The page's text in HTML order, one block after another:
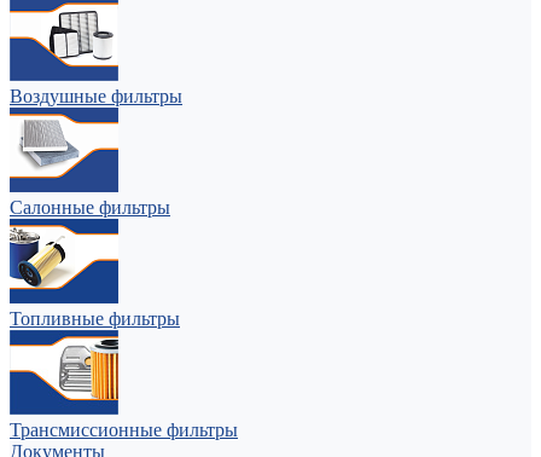
Воздушные фильтры
Салонные фильтры
Топливные фильтры
Трансмиссионные фильтры
Документы